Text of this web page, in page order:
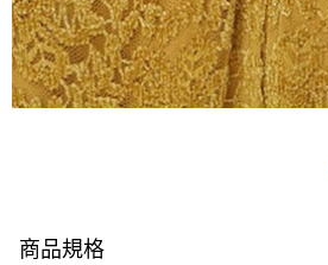
商品規格